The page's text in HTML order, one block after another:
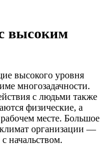
высоким
высокого уровня
многозадачности.
с людьми также
физические, а
месте. Большое
организации —
начальством.